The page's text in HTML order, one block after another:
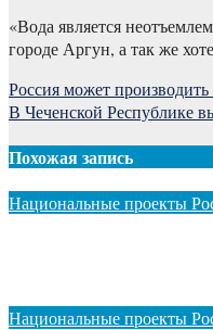
«Вода является
городе Аргун, а так же
Навигация
по
записям
Россия может
В Чеченской Республике
Похожая запись
Национальные проекты
Национальные проекты